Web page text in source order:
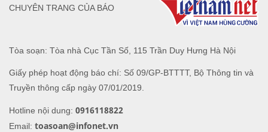
Tòa soạn: Tòa nhà Cục Tần Số, 115 Trần Duy Hưng Hà Nội
Giấy phép hoạt động báo chí: Số 09/GP-BTTTT, Bộ Thông tin và
Truyền thông cấp ngày 07/01/2019.
Hotline nội dung: 0916118822
Email: toasoan@infonet.vn
CHUYÊN TRANG CỦA BÁO